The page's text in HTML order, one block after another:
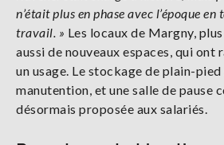
n’était plus en phase avec l’époque en
travail. » Les locaux de Margny,
aussi de nouveaux espaces, qui
un usage. Le stockage de plain-
manutention, et une salle de pause
désormais proposée aux salariés.